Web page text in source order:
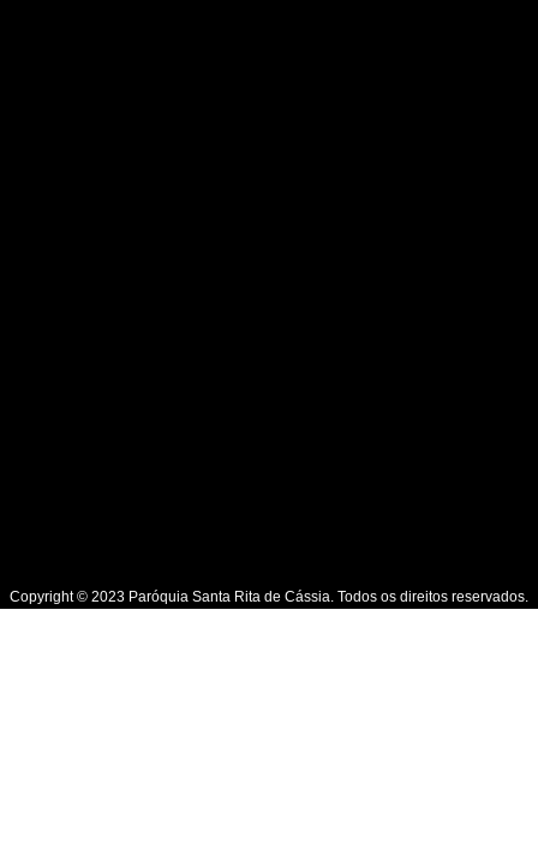
Copyright © 2023 Paróquia Santa Rita de Cássia. Todos os direitos reservados.